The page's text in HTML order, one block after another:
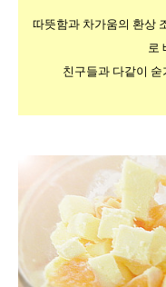
따뜻함과 차가움의 환상
로
친구들과 다같이